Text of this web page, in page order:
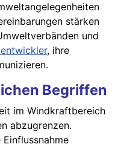
stärken
und
, ihre
Begriffen
im Windkraftbereich
abzugrenzen.